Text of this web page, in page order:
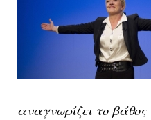
αναγνωρίζει το βάθος